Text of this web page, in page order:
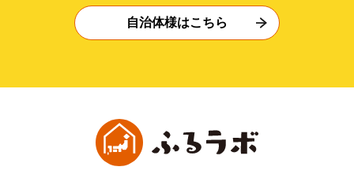
自治体様はこちら